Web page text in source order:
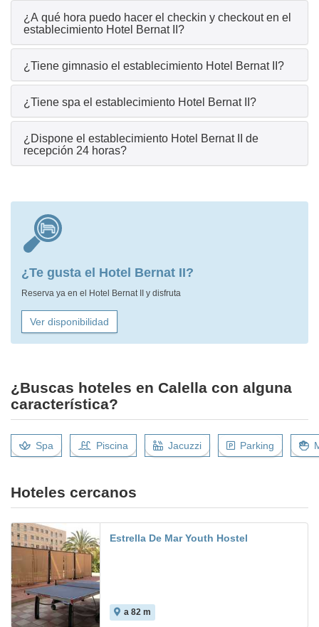
¿A qué hora puedo hacer el checkin y checkout en el
establecimiento Hotel Bernat II?
¿Tiene gimnasio el establecimiento Hotel Bernat II?
¿Tiene spa el establecimiento Hotel Bernat II?
¿Dispone el establecimiento Hotel Bernat II de
recepción 24 horas?
¿Te gusta el Hotel Bernat II?
Reserva ya en el Hotel Bernat II y disfruta
Ver disponibilidad
¿Buscas hoteles en Calella con alguna
característica?
Spa Piscina Jacuzzi Parking
Hoteles cercanos
Estrella De Mar Youth Hostel
a 82 m